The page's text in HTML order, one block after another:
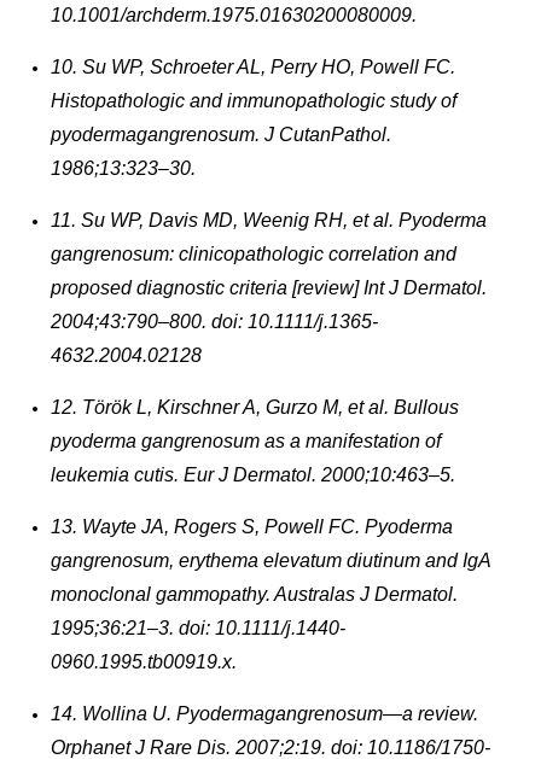
10.1001/archderm.1975.01630200080009.
10. Su WP, Schroeter AL, Perry HO, Powell FC.
Histopathologic and immunopathologic study of
pyodermagangrenosum. J CutanPathol.
1986;13:323–30.
11. Su WP, Davis MD, Weenig RH, et al. Pyoderma
gangrenosum: clinicopathologic correlation and
proposed diagnostic criteria [review] Int J Dermatol.
2004;43:790–800. doi: 10.1111/j.1365-
4632.2004.02128
12. Török L, Kirschner A, Gurzo M, et al. Bullous
pyoderma gangrenosum as a manifestation of
leukemia cutis. Eur J Dermatol. 2000;10:463–5.
13. Wayte JA, Rogers S, Powell FC. Pyoderma
gangrenosum, erythema elevatum diutinum and IgA
monoclonal gammopathy. Australas J Dermatol.
1995;36:21–3. doi: 10.1111/j.1440-
0960.1995.tb00919.x.
14. Wollina U. Pyodermagangrenosum—a review.
Orphanet J Rare Dis. 2007;2:19. doi: 10.1186/1750-